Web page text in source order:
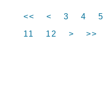
<< < 3 4 5
11
12 > >>